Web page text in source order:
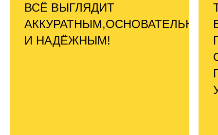
ВСЁ ВЫГЛЯДИТ
АККУРАТНЫМ,ОСНОВАТЕЛЬНЫМ
И НАДЁЖНЫМ!